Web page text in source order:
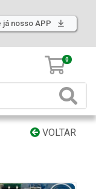
já nosso APP
0
VOLTAR